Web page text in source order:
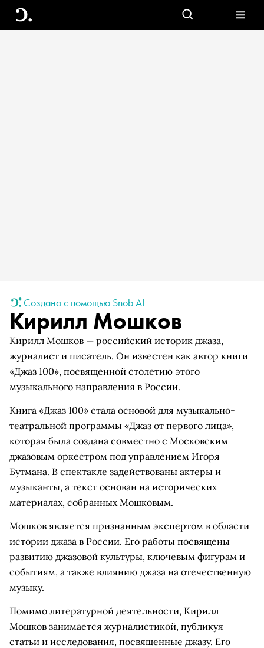
Создано с помощью Snob AI
Кирилл Мошков
Кирилл Мошков — российский историк джаза,
журналист и писатель. Он известен как автор книги
«Джаз 100», посвященной столетию этого
музыкального направления в России.
Книга «Джаз 100» стала основой для музыкально-
театральной программы «Джаз от первого лица»,
которая была создана совместно с Московским
джазовым оркестром под управлением Игоря
Бутмана. В спектакле задействованы актеры и
музыканты, а текст основан на исторических
материалах, собранных Мошковым.
Мошков является признанным экспертом в области
истории джаза в России. Его работы посвящены
развитию джазовой культуры, ключевым фигурам и
событиям, а также влиянию джаза на отечественную
музыку.
Помимо литературной деятельности, Кирилл
Мошков занимается журналистикой, публикуя
статьи и исследования, посвященные джазу. Его